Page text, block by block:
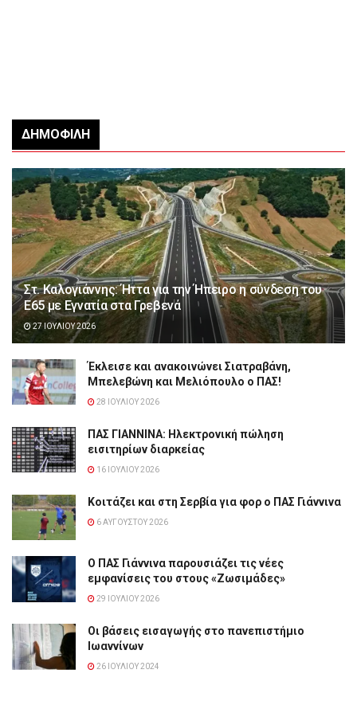
ΔΗΜΟΦΙΛΉ
Στ. Καλογιάννης: Ήττα για την Ήπειρο η σύνδεση του
Ε65 με Εγνατία στα Γρεβενά
27 ΙΟΥΛΊΟΥ 2026
Έκλεισε και ανακοινώνει Σιατραβάνη,
Μπελεβώνη και Μελιόπουλο ο ΠΑΣ!
28 ΙΟΥΛΊΟΥ 2026
ΠΑΣ ΓΙΑΝΝΙΝΑ: Hλεκτρονική πώληση
εισιτηρίων διαρκείας
16 ΙΟΥΛΊΟΥ 2026
Κοιτάζει και στη Σερβία για φορ ο ΠΑΣ Γιάννινα
6 ΑΥΓΟΎΣΤΟΥ 2026
Ο ΠΑΣ Γιάννινα παρουσιάζει τις νέες
εμφανίσεις του στους «Ζωσιμάδες»
29 ΙΟΥΛΊΟΥ 2026
Οι βάσεις εισαγωγής στο πανεπιστήμιο
Ιωαννίνων
26 ΙΟΥΛΊΟΥ 2024